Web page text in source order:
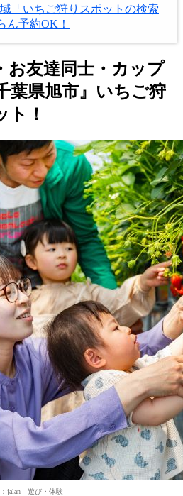
「いちご狩りスポットの検索
ん予約OK！
お友達同士・カップ
葉県旭市』いちご狩
ト！
jalan 遊び・体験